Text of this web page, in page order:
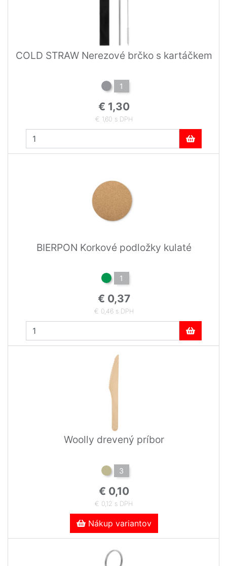
COLD STRAW Nerezové brčko s kartáčkem
1
€ 1,30
€ 1,60 s DPH
BIERPON Korkové podložky kulaté
1
€ 0,37
€ 0,46 s DPH
Woolly drevený príbor
3
€ 0,10
€ 0,12 s DPH
Nákup variantov